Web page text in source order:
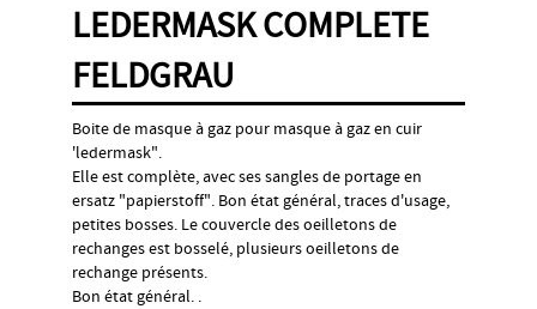
LEDERMASK COMPLETE
FELDGRAU
Boite de masque à gaz pour masque à gaz en cuir
'ledermask".
Elle est complète, avec ses sangles de portage en
ersatz "papierstoff". Bon état général, traces d'usage,
petites bosses. Le couvercle des oeilletons de
rechanges est bosselé, plusieurs oeilletons de
rechange présents.
Bon état général. .